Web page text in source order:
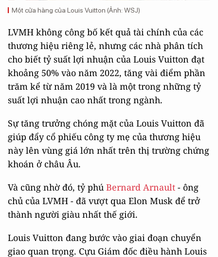
Một cửa hàng của Louis Vuitton (Ảnh: WSJ)
LVMH không công bố kết quả tài chính của các
thương hiệu riêng lẻ, nhưng các nhà phân tích
cho biết tỷ suất lợi nhuận của Louis Vuitton đạt
khoảng 50% vào năm 2022, tăng vài điểm phần
trăm kể từ năm 2019 và là một trong những tỷ
suất lợi nhuận cao nhất trong ngành.
Sự tăng trưởng chóng mặt của Louis Vuitton đã
giúp đẩy cổ phiếu công ty mẹ của thương hiệu
này lên vùng giá lớn nhất trên thị trường chứng
khoán ở châu Âu.
Và cũng nhờ đó, tỷ phú Bernard Arnault - ông
chủ của LVMH - đã vượt qua Elon Musk để trở
thành người giàu nhất thế giới.
Louis Vuitton đang bước vào giai đoạn chuyển
giao quan trọng. Cựu Giám đốc điều hành Louis